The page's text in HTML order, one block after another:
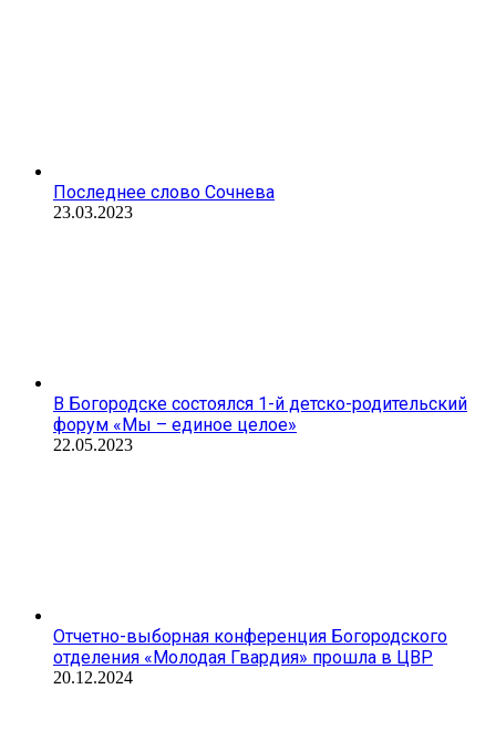
Последнее слово Сочнева
23.03.2023
В Богородске состоялся 1-й детско-родительский
форум «Мы – единое целое»
22.05.2023
Отчетно-выборная конференция Богородского
отделения «Молодая Гвардия» прошла в ЦВР
20.12.2024